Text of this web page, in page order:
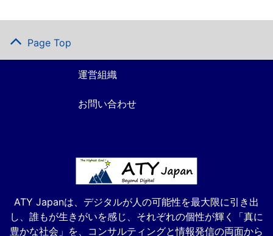
Page Top
運営組織
お問い合わせ
ATY Japanは、デジタルが人の可能性を最大限に引き出
し、誰もが生きがいを感じ、それぞれの個性が輝く「真に
豊かな社会」を、コンサルティングと情報発信の両面から